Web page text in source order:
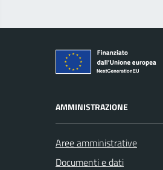
AMMINISTRAZIONE
Aree amministrative
Documenti e dati